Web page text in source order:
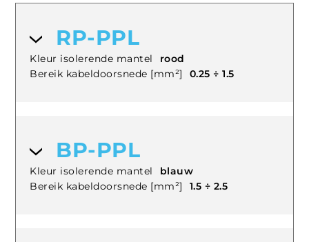
RP-PPL
Kleur isolerende mantel
rood
Bereik kabeldoorsnede [mm²]
0.25 ÷ 1.5
BP-PPL
Kleur isolerende mantel
blauw
Bereik kabeldoorsnede [mm²]
1.5 ÷ 2.5